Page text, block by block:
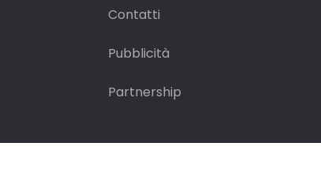
Contatti
Pubblicità
Partnership